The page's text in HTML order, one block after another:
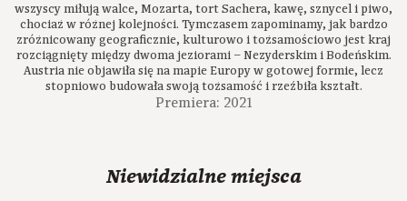
wszyscy miłują walce, Mozarta, tort Sachera, kawę, sznycel i piwo,
chociaż w różnej kolejności. Tymczasem zapominamy, jak bardzo
zróżnicowany geograficznie, kulturowo i tożsamościowo jest kraj
rozciągnięty między dwoma jeziorami – Nezyderskim i Bodeńskim.
Austria nie objawiła się na mapie Europy w gotowej formie, lecz
stopniowo budowała swoją tożsamość i rzeźbiła kształt.
Premiera: 2021
Niewidzialne miejsca